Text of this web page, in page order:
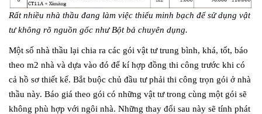
Rất nhiều nhà thầu đang làm việc thiếu minh bạch để sử dụng vật
tư không rõ nguồn gốc như Bột bả chuyên dụng.
Một số nhà thầu lại chia ra các gói vật tư trung bình, khá, tốt, báo
theo m2 nhà và dựa vào đó để kí hợp đồng thi công trước khi có
cả hồ sơ thiết kế. Bắt buộc chủ đầu tư phải thi công trọn gói ở nhà
thầu này. Báo giá theo gói có những vật tư trong cùng một gói sẽ
không phù hợp với ngôi nhà. Những thay đổi sau này sẽ tính phát